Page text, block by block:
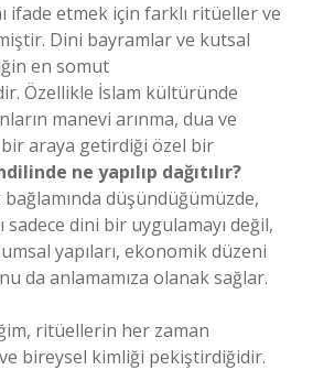
ifade etmek için farklı ritüeller ve
Dini bayramlar ve kutsal
en somut
Özellikle İslam kültüründe
manevi arınma, dua ve
araya getirdiği özel bir
ne yapılıp dağıtılır?
bağlamında düşündüğümüzde,
sadece dini bir uygulamayı değil,
yapıları, ekonomik düzeni
da anlamamıza olanak sağlar.
ritüellerin her zaman
bireysel kimliği pekiştirdiğidir.